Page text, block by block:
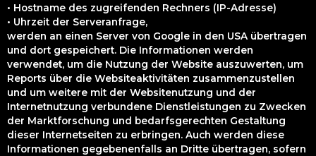
• Hostname des zugreifenden Rechners (IP-Adresse)
• Uhrzeit der Serveranfrage,
werden an einen Server von Google in den USA übertragen
und dort gespeichert. Die Informationen werden
verwendet, um die Nutzung der Website auszuwerten, um
Reports über die Websiteaktivitäten zusammenzustellen
und um weitere mit der Websitenutzung und der
Internetnutzung verbundene Dienstleistungen zu Zwecken
der Marktforschung und bedarfsgerechten Gestaltung
dieser Internetseiten zu erbringen. Auch werden diese
Informationen gegebenenfalls an Dritte übertragen, sofern